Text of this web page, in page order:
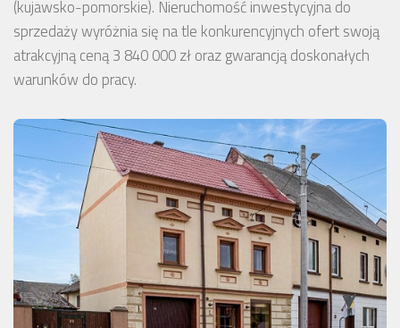
(kujawsko-pomorskie). Nieruchomość inwestycyjna do
sprzedaży wyróżnia się na tle konkurencyjnych ofert swoją
atrakcyjną ceną 3 840 000 zł oraz gwarancją doskonałych
warunków do pracy.